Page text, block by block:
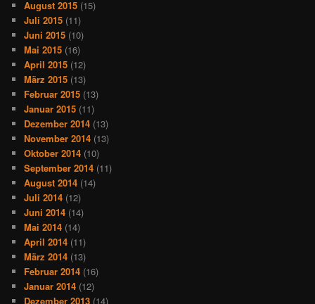
August 2015 (15)
Juli 2015 (11)
Juni 2015 (10)
Mai 2015 (16)
April 2015 (12)
März 2015 (13)
Februar 2015 (13)
Januar 2015 (11)
Dezember 2014 (13)
November 2014 (13)
Oktober 2014 (10)
September 2014 (11)
August 2014 (14)
Juli 2014 (12)
Juni 2014 (14)
Mai 2014 (14)
April 2014 (11)
März 2014 (13)
Februar 2014 (16)
Januar 2014 (12)
Dezember 2013 (14)